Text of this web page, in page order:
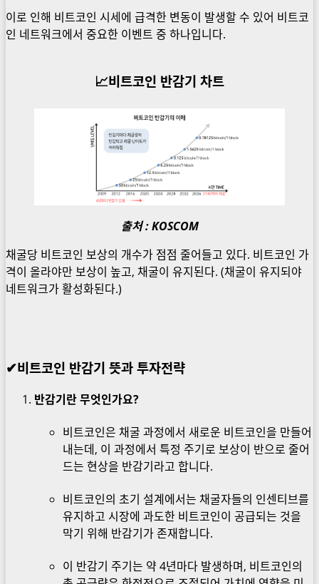
이로 인해 비트코인 시세에 급격한 변동이 발생할 수 있어 비트코
인 네트워크에서 중요한 이벤트 중 하나입니다.
📈비트코인 반감기 차트
출처 : KOSCOM
채굴당 비트코인 보상의 개수가 점점 줄어들고 있다. 비트코인 가
격이 올라야만 보상이 높고, 채굴이 유지된다. (채굴이 유지되야
네트워크가 활성화된다.)
✔비트코인 반감기 뜻과 투자전략
반감기란 무엇인가요?
비트코인은 채굴 과정에서 새로운 비트코인을 만들어
내는데, 이 과정에서 특정 주기로 보상이 반으로 줄어
드는 현상을 반감기라고 합니다.
비트코인의 초기 설계에서는 채굴자들의 인센티브를
유지하고 시장에 과도한 비트코인이 공급되는 것을
막기 위해 반감기가 존재합니다.
이 반감기 주기는 약 4년마다 발생하며, 비트코인의